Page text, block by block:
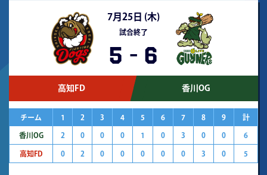
7月25日 (木)
試合終了
5 - 6
高知FD 香川OG
チーム 1 2 3 4 5 6 7 8 9 計
香川OG 2 0 0 0 1 0 3 0 0 6
高知FD 0 2 0 0 0 0 0 3 0 5